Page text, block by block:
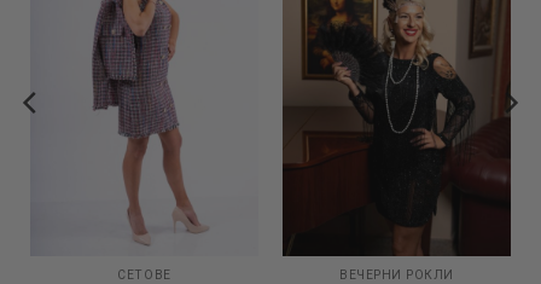
СЕТОВЕ ВЕЧЕРНИ РОКЛИ